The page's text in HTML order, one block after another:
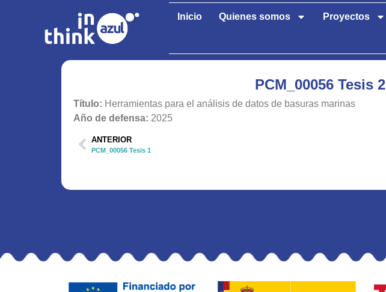
Inicio Quienes somos Proyectos
PCM_00056 Tesis 2
Título: Herramientas para el análisis de datos de basuras marinas
Año de defensa: 2025
ANTERIOR
PCM_00056 Tesis 1